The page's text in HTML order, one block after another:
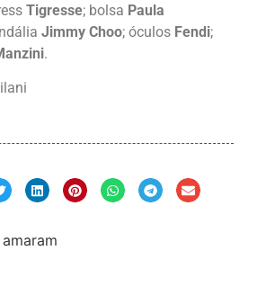
Tigresse; bolsa Paula
Jimmy Choo; óculos Fendi;
.
amaram